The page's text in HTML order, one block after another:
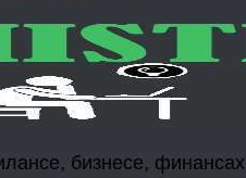
бизнесе, финансах